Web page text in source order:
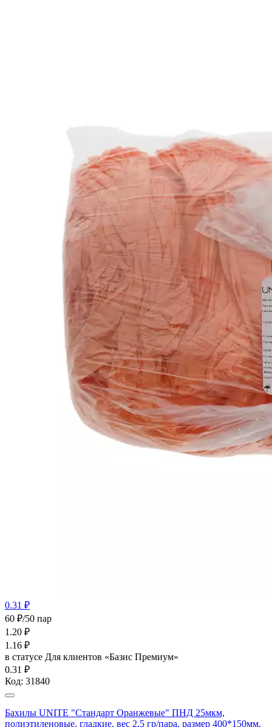
0.31 ₽
60 ₽/50 пар
1.20 ₽
1.16 ₽
в статусе Для клиентов «Базис Премиум»
0.31 ₽
Код: 31840
Бахилы UNITE "Стандарт Оранжевые" ПНД 25мкм,
полиэтиленовые, гладкие, вес 2,5 гр/пара, размер 400*150мм,